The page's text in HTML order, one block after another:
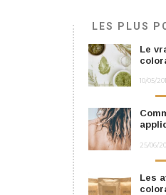
LES PLUS
Le
10/05/
25/06/
Les